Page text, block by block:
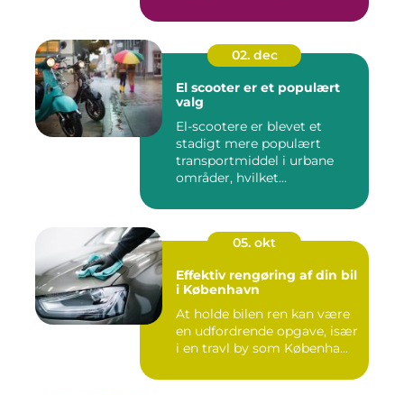
02. dec
El scooter er et populært
valg
El-scootere er blevet et
stadigt mere populært
transportmiddel i urbane
områder, hvilket...
05. okt
Effektiv rengøring af din bil
i København
At holde bilen ren kan være
en udfordrende opgave, især
i en travl by som Københa...